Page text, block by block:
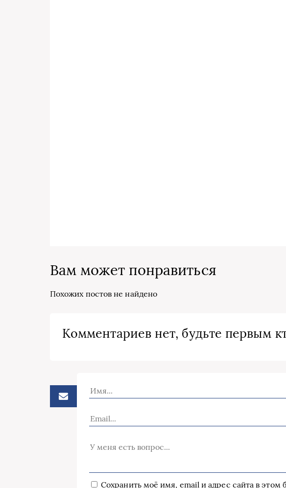
Вам может понравиться
Похожих постов не найдено
Комментариев нет, будьте первым
Сохранить моё имя, email и адрес сайта в этом